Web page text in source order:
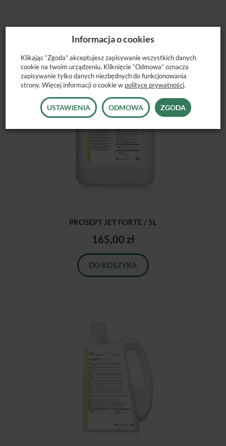
POLECANE PRODUKTY
PROSEPT JET FORTE / 5L
165,00 zł
DO KOSZYKA
Informacja o cookies
Klikając “Zgoda” akceptujesz zapisywanie wszystkich danych
cookie na twoim urządzeniu. Kliknięcie “Odmowa” oznacza
zapisywanie tylko danych niezbędnych do funkcjonowania
strony. Więcej informacji o cookie w polityce prywatności.
USTAWIENIA ODMOWA ZGODA